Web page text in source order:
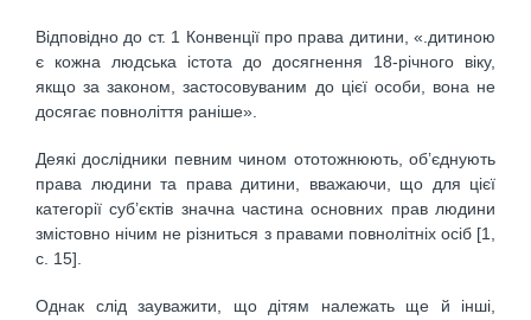
Відповідно до ст. 1 Конвенції про права дитини, «.дитиною
є кожна людська істота до досягнення 18-річного віку,
якщо за законом, застосовуваним до цієї особи, вона не
досягає повноліття раніше».
Деякі дослідники певним чином ототожнюють, об’єднують
права людини та права дитини, вважаючи, що для цієї
категорії суб’єктів значна частина основних прав людини
змістовно нічим не різниться з правами повнолітніх осіб [1,
с. 15].
Однак слід зауважити, що дітям належать ще й інші,